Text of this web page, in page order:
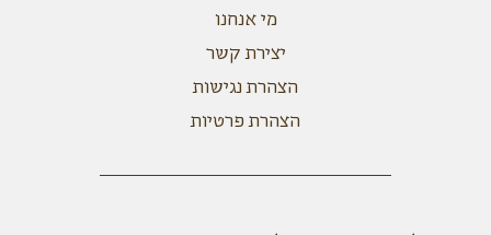
מי אנחנו
יצירת קשר
הצהרת נגישות
הצהרת פרטיות